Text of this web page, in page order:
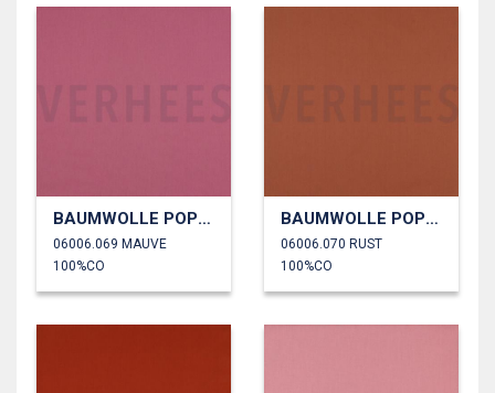
BAUMWOLLE POPELINE
06006.069 MAUVE
100%CO
BAUMWOLLE POPELINE
06006.070 RUST
100%CO